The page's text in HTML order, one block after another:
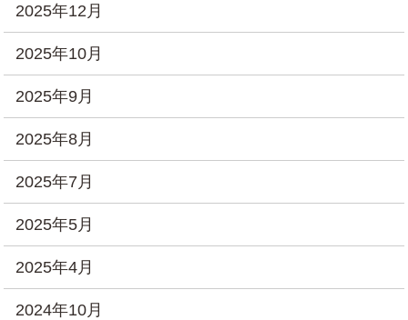
2025年12月
2025年10月
2025年9月
2025年8月
2025年7月
2025年5月
2025年4月
2024年10月